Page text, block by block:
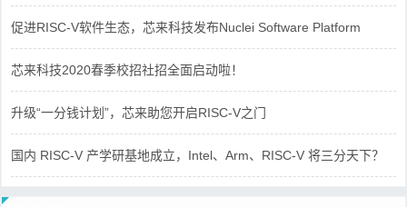
促进RISC-V软件生态，芯来科技发布Nuclei Software Platform
芯来科技2020春季校招社招全面启动啦！
升级“一分钱计划”，芯来助您开启RISC-V之门
国内 RISC-V 产学研基地成立，Intel、Arm、RISC-V 将三分天下？